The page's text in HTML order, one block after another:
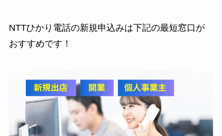
NTTひかり電話の新規申込みは下記の最短窓口が
おすすめです！